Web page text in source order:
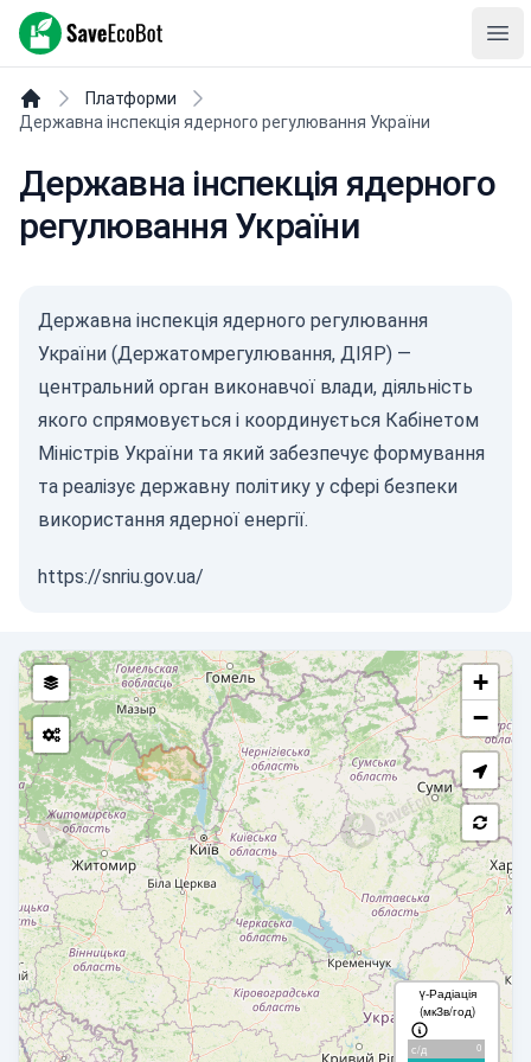
SaveEcoBot
Платформи
Державна інспекція ядерного регулювання України
Державна інспекція ядерного
регулювання України
Державна інспекція ядерного регулювання
України (Держатомрегулювання, ДІЯР) —
центральний орган виконавчої влади, діяльність
якого спрямовується і координується Кабінетом
Міністрів України та який забезпечує формування
та реалізує державну політику у сфері безпеки
використання ядерної енергії.
https://snriu.gov.ua/
+
−
γ-Радіація
(мкЗв/год)
с/д 0